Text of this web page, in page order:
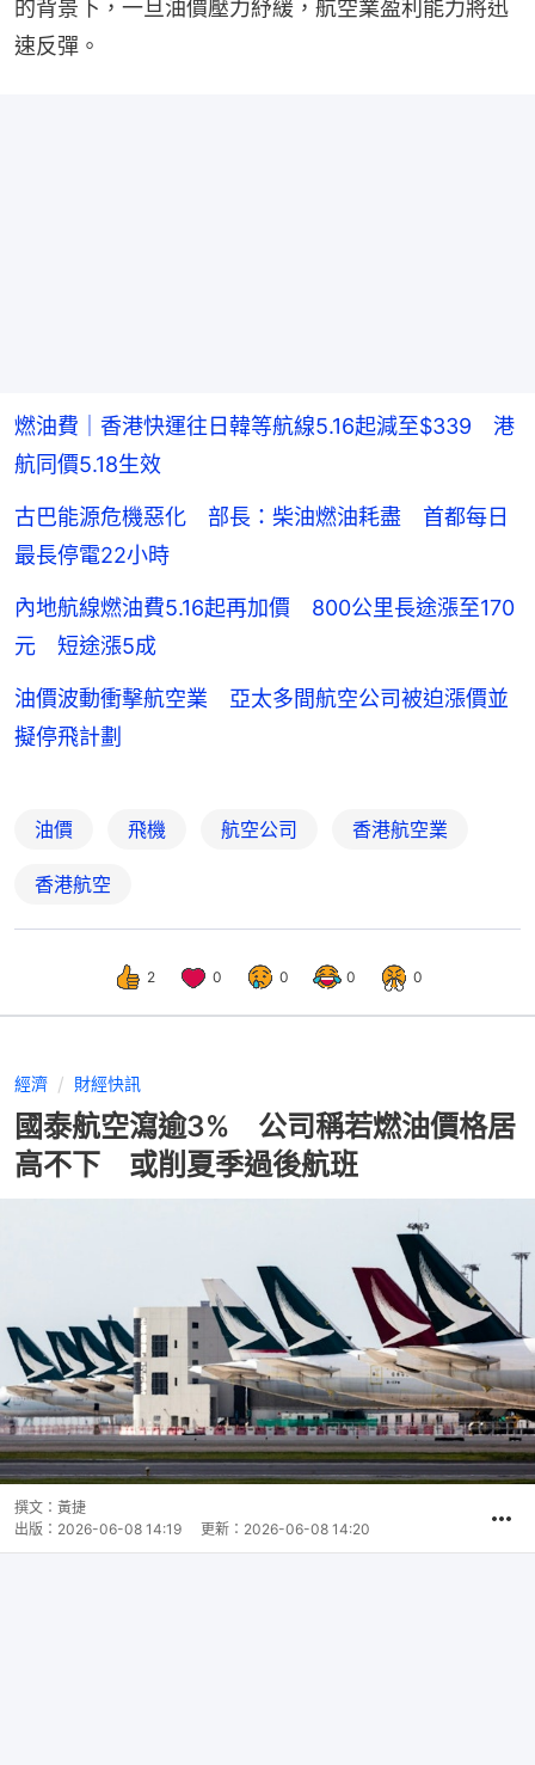
的背景下，一旦油價壓力紓緩，航空業盈利能力將迅
速反彈。
燃油費｜香港快運往日韓等航線5.16起減至$339 港
航同價5.18生效
古巴能源危機惡化 部長：柴油燃油耗盡 首都每日
最長停電22小時
內地航線燃油費5.16起再加價 800公里長途漲至170
元 短途漲5成
油價波動衝擊航空業 亞太多間航空公司被迫漲價並
擬停飛計劃
油價 飛機 航空公司 香港航空業
香港航空
2 0 0 0 0
經濟 財經快訊
國泰航空瀉逾3% 公司稱若燃油價格居
高不下 或削夏季過後航班
撰文： 黃捷
出版： 2026-06-08 14:19 更新： 2026-06-08 14:20